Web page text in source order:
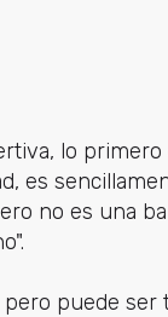
lo
es
no es una
puede ser